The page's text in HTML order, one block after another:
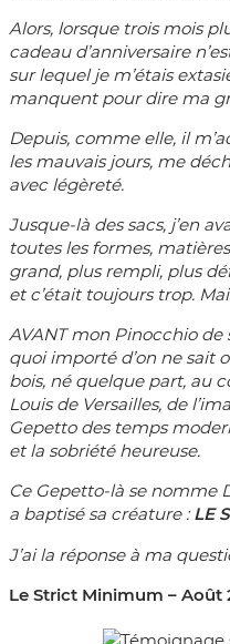
Alors, lorsque trois mois
cadeau d’anniversaire
sur lequel je m’étais
manquent pour dire ma
Depuis, comme elle, il
les mauvais jours, me
avec légèreté.
Jusque-là des sacs, j’en
toutes les formes,
grand, plus rempli, plus
et c’était toujours trop.
AVANT mon Pinocchio de
quoi importé d’on ne sait
bois, né quelque part, au
Louis de Versailles, de
Gepetto des temps
et la sobriété heureuse.
Ce Gepetto-là se nomme
a baptisé sa créature :LE
J’ai la réponse à ma
Le Strict Minimum – Août